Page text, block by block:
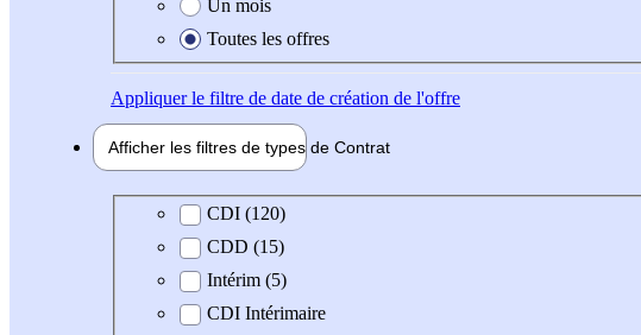
Un mois
Toutes les offres
Appliquerle filtre de date de création de l'offre
Afficher les filtres de types de Contrat
Type de contratCDI (120)
CDD (15)
Intérim (5)
CDI Intérimaire